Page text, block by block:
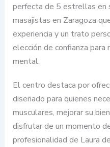
perfecta de 5 estrellas en
masajistas en Zaragoza
experiencia y un trato
elección de confianza para
mental.
El centro destaca por
diseñado para quienes
musculares, mejorar su
disfrutar de un momento
profesionalidad de Laura